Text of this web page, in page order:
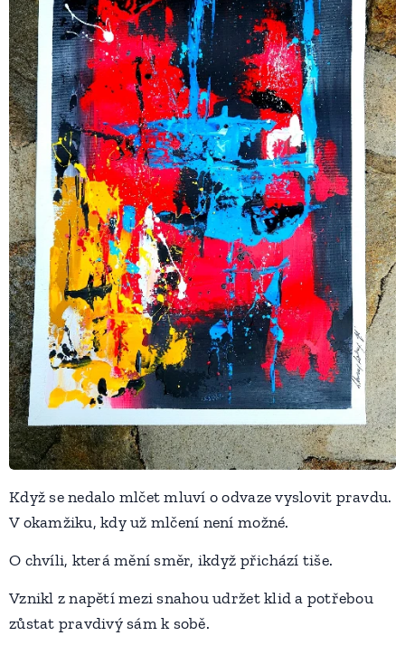
Když se nedalo mlčet mluví o odvaze vyslovit pravdu.
V okamžiku, kdy už mlčení není možné.
O chvíli, která mění směr, ikdyž přichází tiše.
Vznikl z napětí mezi snahou udržet klid a potřebou
zůstat pravdivý sám k sobě.